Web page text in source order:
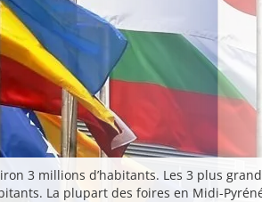
3 millions d’habitants. Les 3 plus
La plupart des foires en Midi-